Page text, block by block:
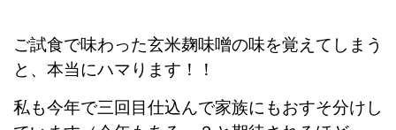
ご試食で味わった玄米麹味噌の味を覚えてしまう
と、本当にハマります！！
私も今年で三回目仕込んで家族にもおすそ分けし